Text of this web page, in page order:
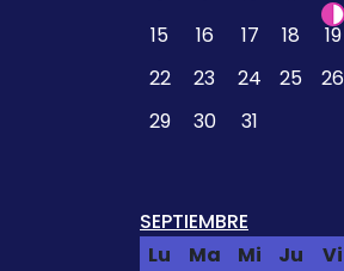
15
16 17 18 19
22
23 24 25 26
29
30 31
SEPTIEMBRE
Lu
Ma Mi Ju Vi